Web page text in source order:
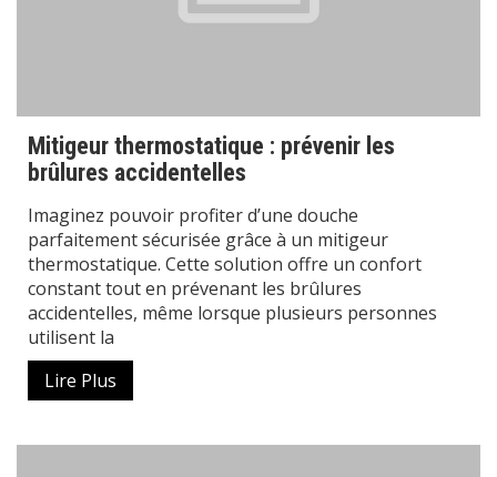
Mitigeur thermostatique : prévenir les
brûlures accidentelles
Imaginez pouvoir profiter d’une douche
parfaitement sécurisée grâce à un mitigeur
thermostatique. Cette solution offre un confort
constant tout en prévenant les brûlures
accidentelles, même lorsque plusieurs personnes
utilisent la
Lire Plus